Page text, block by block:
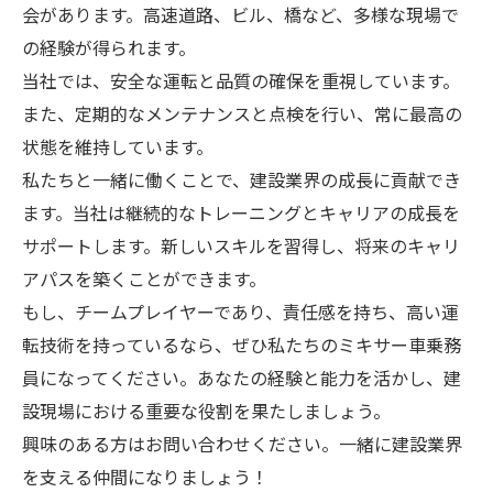
会があります。高速道路、ビル、橋など、多様な現場で
の経験が得られます。
当社では、安全な運転と品質の確保を重視しています。
また、定期的なメンテナンスと点検を行い、常に最高の
状態を維持しています。
私たちと一緒に働くことで、建設業界の成長に貢献でき
ます。当社は継続的なトレーニングとキャリアの成長を
サポートします。新しいスキルを習得し、将来のキャリ
アパスを築くことができます。
もし、チームプレイヤーであり、責任感を持ち、高い運
転技術を持っているなら、ぜひ私たちのミキサー車乗務
員になってください。あなたの経験と能力を活かし、建
設現場における重要な役割を果たしましょう。
興味のある方はお問い合わせください。一緒に建設業界
を支える仲間になりましょう！